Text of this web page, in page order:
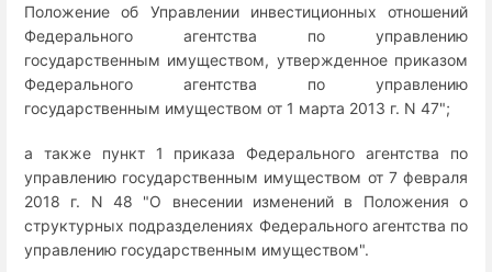
Положение об Управлении инвестиционных отношений
Федерального агентства по управлению
государственным имуществом, утвержденное приказом
Федерального агентства по управлению
государственным имуществом от 1 марта 2013 г. N 47";
а также пункт 1 приказа Федерального агентства по
управлению государственным имуществом от 7 февраля
2018 г. N 48 "О внесении изменений в Положения о
структурных подразделениях Федерального агентства по
управлению государственным имуществом".